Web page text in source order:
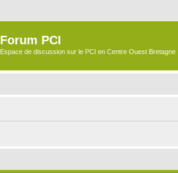
Forum PCI
Espace de discussion sur le PCI en Centre Ouest Bretagne